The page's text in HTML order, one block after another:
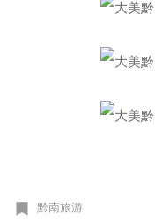
黔南旅游